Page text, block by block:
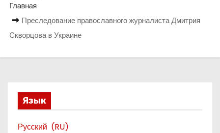
Главная
Преследование православного журналиста Дмитрия
Скворцова в Украине
Язык
Русский
RU